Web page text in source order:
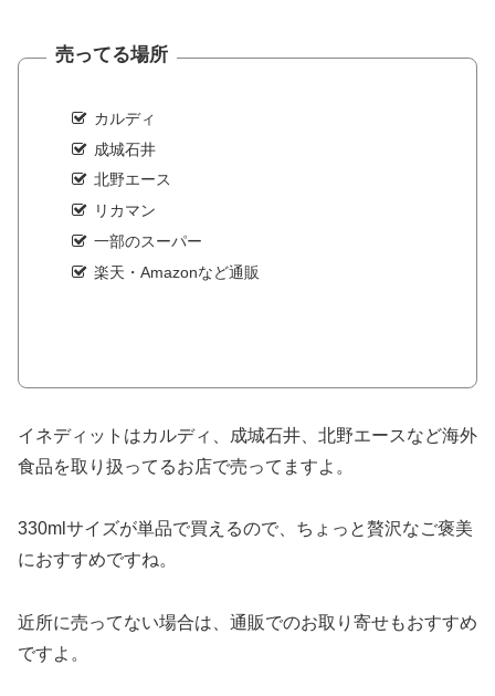
売ってる場所
カルディ
成城石井
北野エース
リカマン
一部のスーパー
楽天・Amazonなど通販
イネディットはカルディ、成城石井、北野エースなど海外
食品を取り扱ってるお店で売ってますよ。
330mlサイズが単品で買えるので、ちょっと贅沢なご褒美
におすすめですね。
近所に売ってない場合は、通販でのお取り寄せもおすすめ
ですよ。